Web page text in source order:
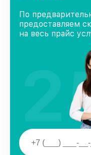
По
предоставляем
на весь прайс